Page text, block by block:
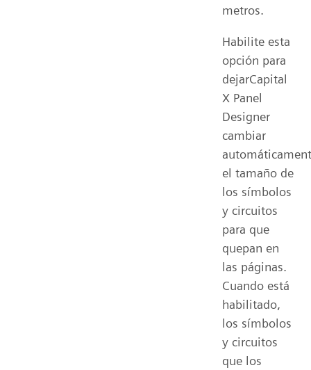
metros.
Habilite esta
opción para
dejarCapital
X Panel
Designer
cambiar
el tamaño de
los símbolos
y circuitos
para que
quepan en
las páginas.
Cuando está
habilitado,
los símbolos
y circuitos
que los